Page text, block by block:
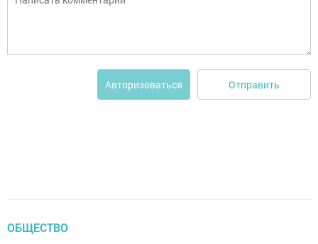
Авторизоваться Отправить
ОБЩЕСТВО